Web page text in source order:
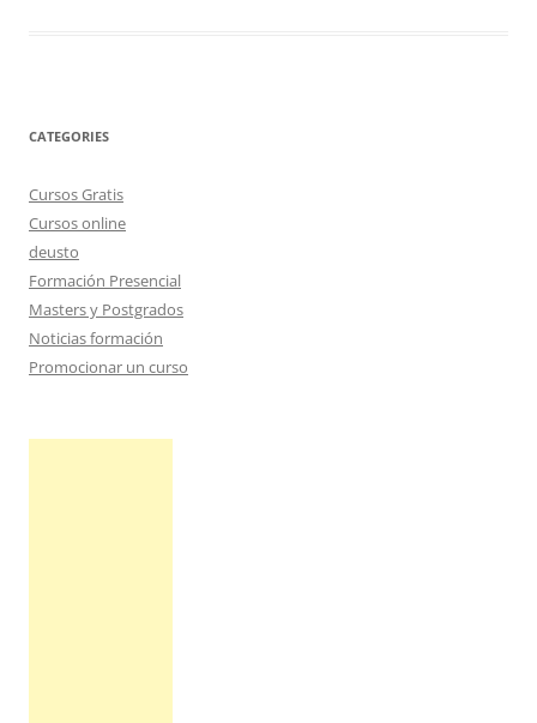
CATEGORIES
Cursos Gratis
Cursos online
deusto
Formación Presencial
Masters y Postgrados
Noticias formación
Promocionar un curso